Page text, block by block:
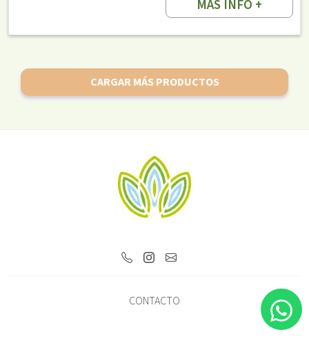
MÁS INFO +
CARGAR MÁS PRODUCTOS
CONTACTO